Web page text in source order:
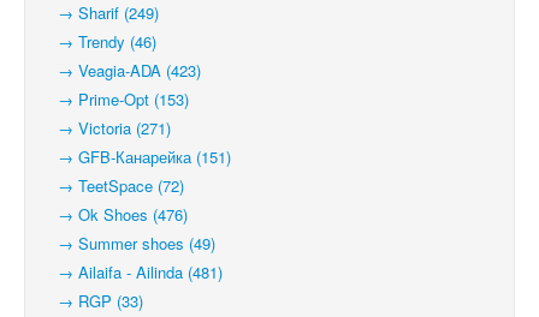
→ Sharif (249)
→ Trendy (46)
→ Veagia-ADA (423)
→ Prime-Opt (153)
→ Victoria (271)
→ GFB-Канарейка (151)
→ TeetSpace (72)
→ Ok Shoes (476)
→ Summer shoes (49)
→ Ailaifa - Ailinda (481)
→ RGP (33)